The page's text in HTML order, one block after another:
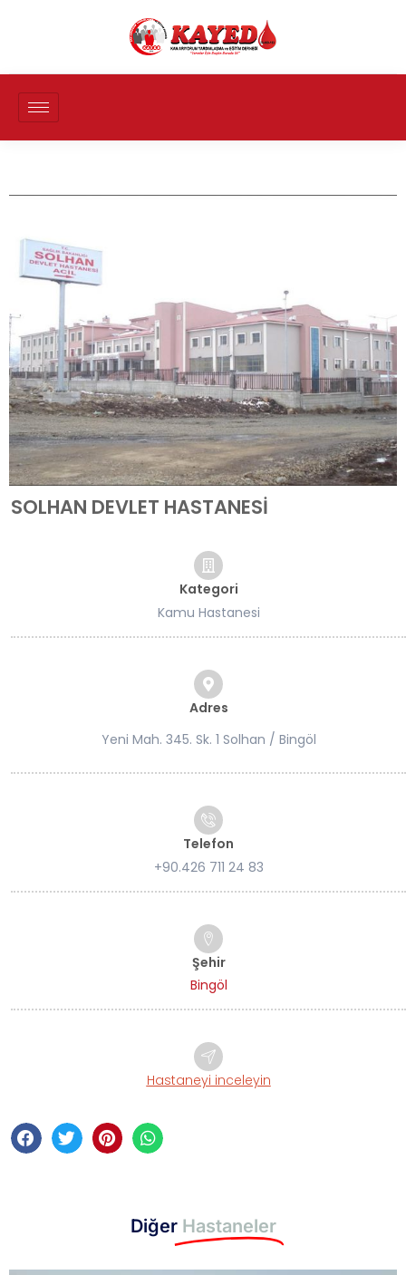
SOLHAN DEVLET HASTANESİ
Kategori
Kamu Hastanesi
Adres
Yeni Mah. 345. Sk. 1 Solhan / Bingöl
Telefon
+90.426 711 24 83
Şehir
Bingöl
Hastaneyi inceleyin
Diğer Hastaneler